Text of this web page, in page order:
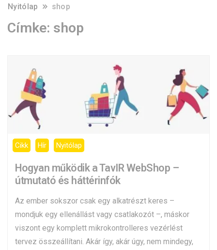
Nyitólap shop
Címke: shop
Cikk Hír Nyitólap
Hogyan működik a TavIR WebShop –
útmutató és háttérinfók
Az ember sokszor csak egy alkatrészt keres –
mondjuk egy ellenállást vagy csatlakozót –, máskor
viszont egy komplett mikrokontrolleres vezérlést
tervez összeállítani. Akár így, akár úgy, nem mindegy,